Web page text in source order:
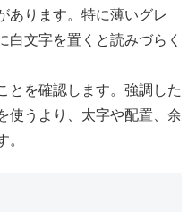
あります。特に薄いグレ
白文字を置くと読みづらく
とを確認します。強調した
使うより、太字や配置、余
。